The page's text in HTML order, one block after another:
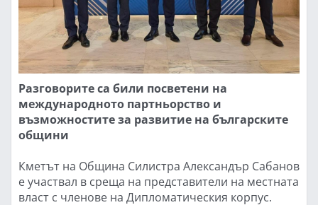
Разговорите са били посветени на
международното партньорство и
възможностите за развитие на българските
общини
Кметът на Община Силистра Александър Сабанов
е участвал в среща на представители на местната
власт с членове на Дипломатическия корпус.